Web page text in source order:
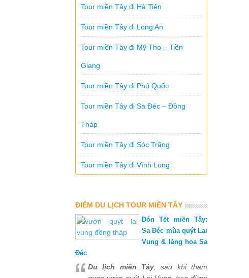
Tour miền Tây đi Hà Tiên
Tour miền Tây đi Long An
Tour miền Tây đi Mỹ Tho – Tiền
Giang
Tour miền Tây đi Phú Quốc
Tour miền Tây đi Sa Đéc – Đồng
Tháp
Tour miền Tây đi Sóc Trăng
Tour miền Tây đi Vĩnh Long
ĐIỂM DU LỊCH TOUR MIỀN TÂY
Đón Tết miền Tây:
Sa Đéc mùa quýt Lai
Vung & làng hoa Sa
Đéc
Du lịch miền Tây , sau khi tham